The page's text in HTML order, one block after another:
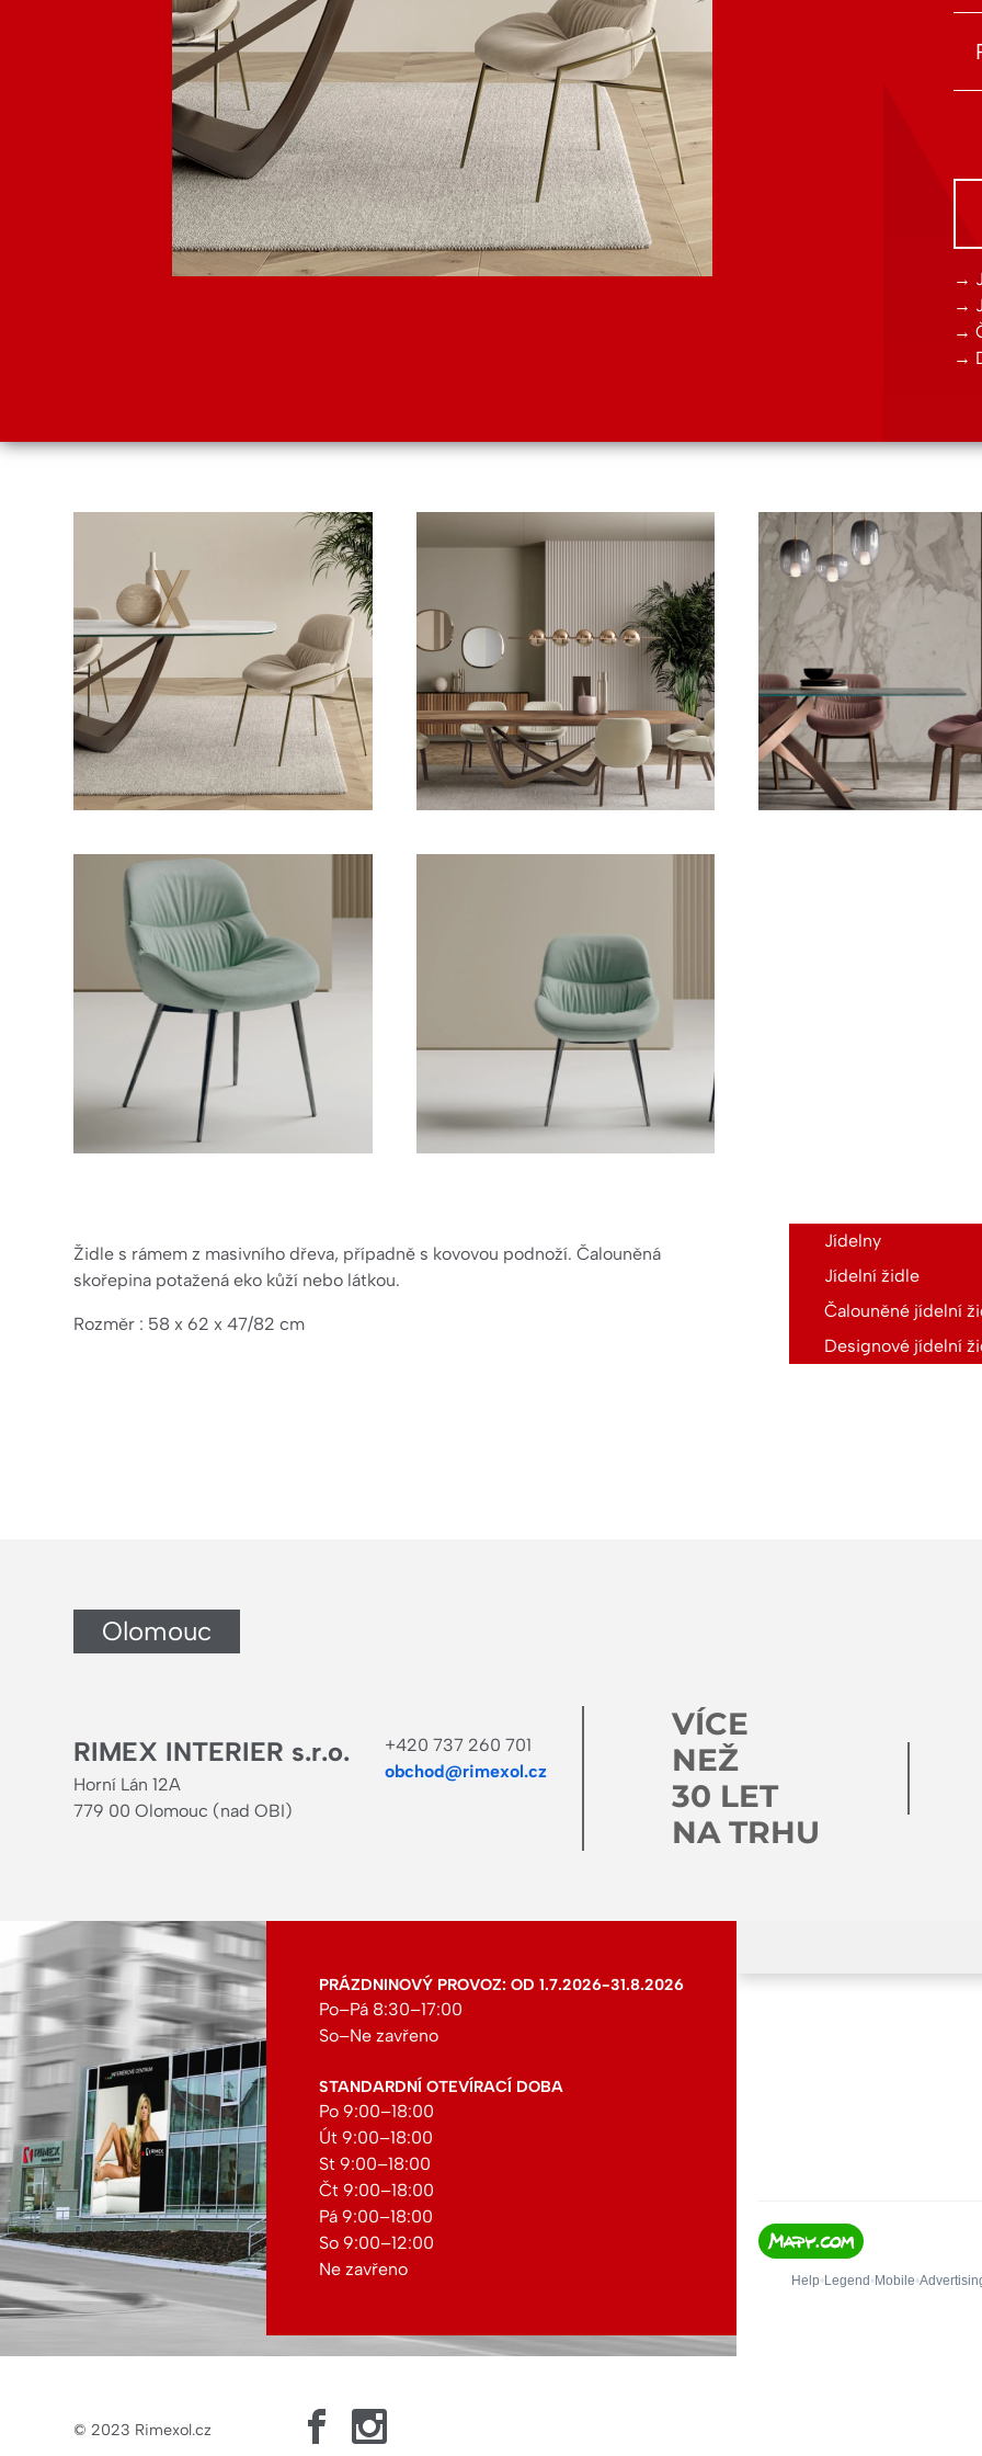
Židle s rámem z masivního dřeva, případně s kovovou podnoží. Čalouněná
skořepina potažená eko kůží nebo látkou.
Rozměr : 58 x 62 x 47/82 cm
Jídelny
Jídelní židle
Čalouněné jídelní
Designové jídelní
Olomouc
RIMEX INTERIER s.r.o.
Horní Lán 12A
779 00 Olomouc (nad OBI)
+420 737 260 701
obchod@rimexol.cz
VÍCE
NEŽ
30 LET
NA TRHU
PRÁZDNINOVÝ PROVOZ: OD 1.7.2026-31.8.2026
Po–Pá 8:30–17:00
So–Ne zavřeno
STANDARDNÍ OTEVÍRACÍ DOBA
Po 9:00–18:00
Út 9:00–18:00
St 9:00–18:00
Čt 9:00–18:00
Pá 9:00–18:00
So 9:00–12:00
Ne zavřeno
© 2023 Rimexol.cz